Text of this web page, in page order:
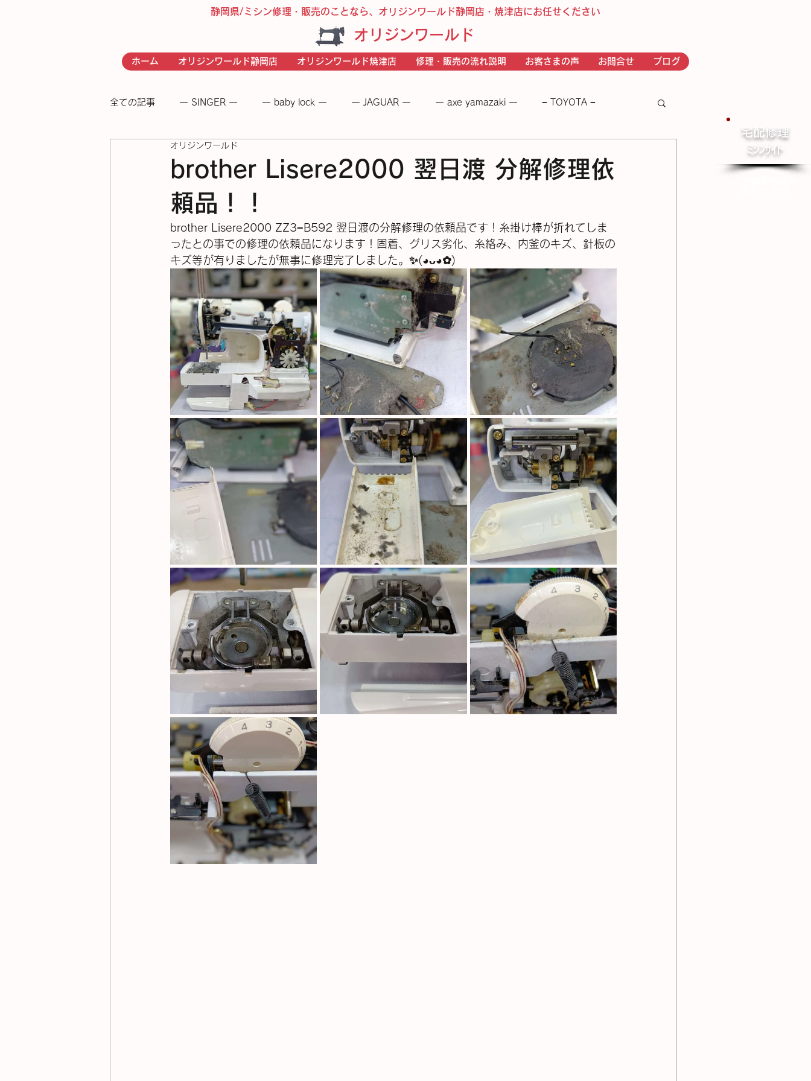
宅配修理
​ﾐｼﾝｻｲﾄ
静岡県/ミシン修理・販売のことなら、オリジンワールド静岡店・焼津店にお任せください
オリジンワールド
ホーム オリジンワールド静岡店 オリジンワールド焼津店 修理・販売の流れ説明 お客さまの声 お問合せ ブログ
全ての記事 ー SINGER ー ー baby lock ー ー JAGUAR ー ー axe yamazaki ー − TOYOTA −
- RICCAR - − 足踏みミシン −
brother Lisere2000 翌日渡 分解修理依
頼品！！
オリジンワールド
brother Lisere2000 ZZ3−B592 翌日渡の分解修理の依頼品です！糸掛け棒が折れてしま
ったとの事での修理の依頼品になります！固着、グリス劣化、糸絡み、内釜のキズ、針板の
キズ等が有りましたが無事に修理完了しました。✨(⁠◕⁠ᴗ⁠◕⁠✿⁠)